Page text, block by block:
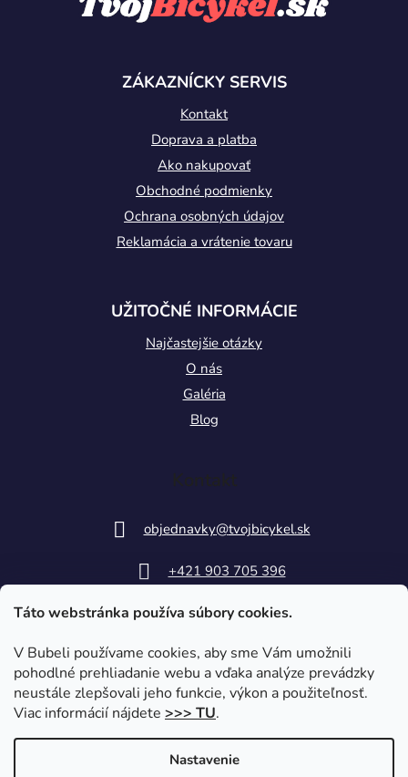
Táto webstránka používa súbory cookies.
V Bubeli používame cookies, aby sme Vám umožnili
pohodlné prehliadanie webu a vďaka analýze prevádzky
neustále zlepšovali jeho funkcie, výkon a použiteľnosť.
Viac informácií nájdete >>> TU.
Nastavenie
ZÁKAZNÍCKY SERVIS
Kontakt
Doprava a platba
Ako nakupovať
Obchodné podmienky
Ochrana osobných údajov
Reklamácia a vrátenie tovaru
UŽITOČNÉ INFORMÁCIE
Najčastejšie otázky
O nás
Galéria
Blog
Kontakt
objednavky@tvojbicykel.sk
+421 903 705 396